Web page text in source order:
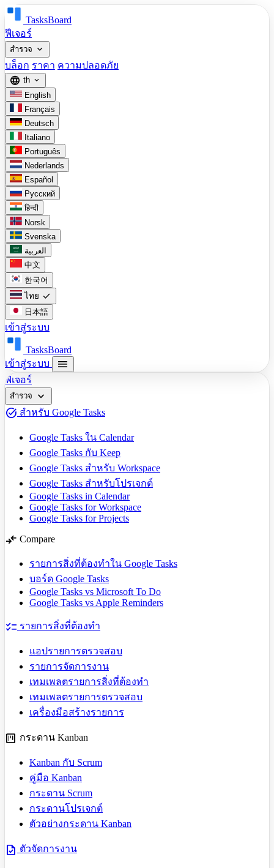
TasksBoard
ฟีเจอร์
สำรวจ expand_more
บล็อก ราคา ความปลอดภัย
language th expand_more
English
Français
Deutsch
Italiano
Português
Nederlands
Español
Русский
हिन्दी
Norsk
Svenska
العربية
中文
한국어
ไทย check
日本語
เข้าสู่ระบบ
TasksBoard
เข้าสู่ระบบ
menu
ฟีเจอร์
สำรวจ
expand_more
task_alt สำหรับ Google Tasks
Google Tasks ใน Calendar
Google Tasks กับ Keep
Google Tasks สำหรับ Workspace
Google Tasks สำหรับโปรเจกต์
Google Tasks in Calendar
Google Tasks for Workspace
Google Tasks for Projects
compare_arrows Compare
รายการสิ่งที่ต้องทำใน Google Tasks
บอร์ด Google Tasks
Google Tasks vs Microsoft To Do
Google Tasks vs Apple Reminders
checklist รายการสิ่งที่ต้องทำ
แอปรายการตรวจสอบ
รายการจัดการงาน
เทมเพลตรายการสิ่งที่ต้องทำ
เทมเพลตรายการตรวจสอบ
เครื่องมือสร้างรายการ
view_kanban กระดาน Kanban
Kanban กับ Scrum
คู่มือ Kanban
กระดาน Scrum
กระดานโปรเจกต์
ตัวอย่างกระดาน Kanban
task ตัวจัดการงาน